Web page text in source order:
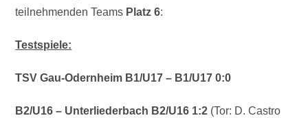
teilnehmenden Teams Platz 6:
Testspiele:
TSV Gau-Odernheim B1/U17 – B1/U17 0:0
B2/U16 – Unterliederbach B2/U16 1:2 (Tor: D. Castro